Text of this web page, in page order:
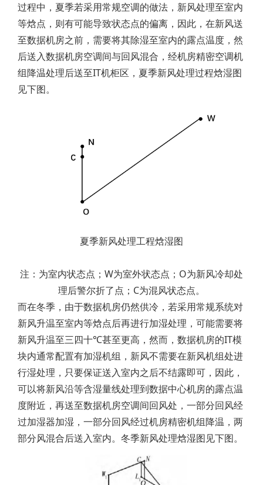
过程中，夏季若采用常规空调的做法，新风处理至室内
等焓点，则有可能导致状态点的偏离，因此，在新风送
至数据机房之前，需要将其除湿至室内的露点温度，然
后送入数据机房空调间与回风混合，经机房精密空调机
组降温处理后送至IT机柜区，夏季新风处理过程焓湿图
见下图。
夏季新风处理工程焓湿图
注：为室内状态点；W为室外状态点；O为新风冷却处
理后警尔折了点；C为混风状态点。
而在冬季，由于数据机房仍然供冷，若采用常规系统对
新风升温至室内等焓点后再进行加湿处理，可能需要将
新风升温至三四十℃甚至更高，然而，数据机房的IT模
块内通常配置有加湿机组，新风不需要在新风机组处进
行湿处理，只要保证送入室内之后不结露即可，因此，
可以将新风沿等含湿量线处理到数据中心机房的露点温
度附近，再送至数据机房空调间回风处，一部分回风经
过加湿器加湿，一部分回风经过机房精密机组降温，两
部分风混合后送入室内。冬季新风处理焓湿图见下图。